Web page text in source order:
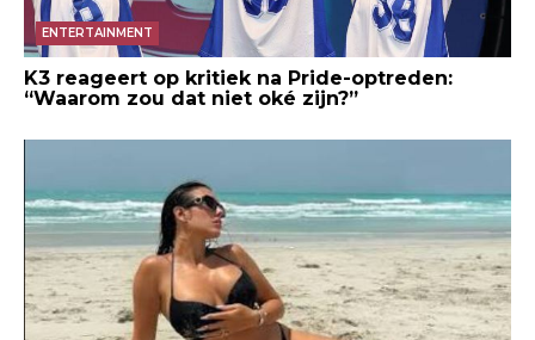
ENTERTAINMENT
K3 reageert op kritiek na Pride-optreden:
“Waarom zou dat niet oké zijn?”